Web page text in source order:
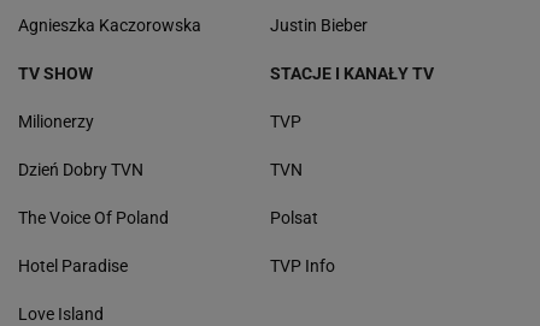
Agnieszka Kaczorowska Justin Bieber
TV SHOW
Milionerzy
Dzień Dobry TVN
The Voice Of Poland
Hotel Paradise
Love Island
STACJE I KANAŁY TV
TVP
TVN
Polsat
TVP Info